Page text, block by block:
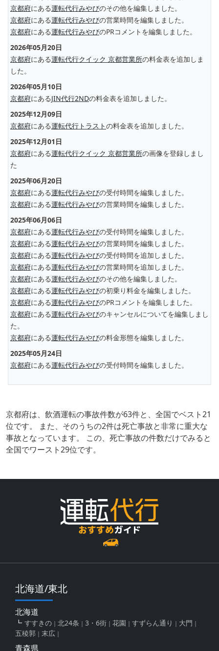
京都府にある運転代行みやびのその他を編集しました。
京都府にある運転代行みやびの営業時間を編集しました。
京都府にある運転代行みやびのPRコメントを編集しました。
2026年05月20日
京都府にある運転代行クイック 京都営業所の料金表を追加しま
した。
2026年05月10日
京都府にあるJIN代行2NDの料金表を追加しました。
2025年12月09日
京都府にある運転代行トラストの料金表を追加しました。
2025年12月01日
京都府にある運転代行クイック 京都営業所の画像を登録しまし
た
2025年06月20日
京都府にある運転代行みやびの受付時間を編集しました。
京都府にある運転代行みやびの営業時間を編集しました。
2025年06月06日
京都府にある運転代行みやびの受付時間を編集しました。
京都府にある運転代行みやびの営業時間を編集しました。
京都府にある運転代行みやびの受付時間を追加しました。
京都府にある運転代行みやびの営業時間を追加しました。
京都府にある運転代行みやびのその他を編集しました。
京都府にある運転代行みやびの初乗り料金を編集しました。
京都府にある運転代行みやびのPRコメントを編集しました。
京都府にある運転代行みやびのキャンセルについてを編集しまし
た。
京都府にある運転代行みやびの料金形態を編集しました。
2025年05月24日
京都府にある運転代行みやびの受付時間を編集しました。
京都府は、飲酒運転の事故件数が63件と、全国でベスト21
位です。 また、そのうちの2件は死亡事故と非常に重大な
事故となっています。 この、死亡事故の件数だけでみると
全国でワースト29位です。
北海道/東北
北海道
すすきの 北24条 3・6街 花園 すずらん通り
大門
五稜郭
末広
青森県